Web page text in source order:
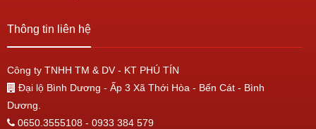
Thông tin liên hệ
Công ty TNHH TM & DV - KT PHÚ TÍN
Đại lộ Bình Dương - Ấp 3 Xã Thới Hòa - Bến Cát - Bình
Dương.
0650.3555108 - 0933 384 579